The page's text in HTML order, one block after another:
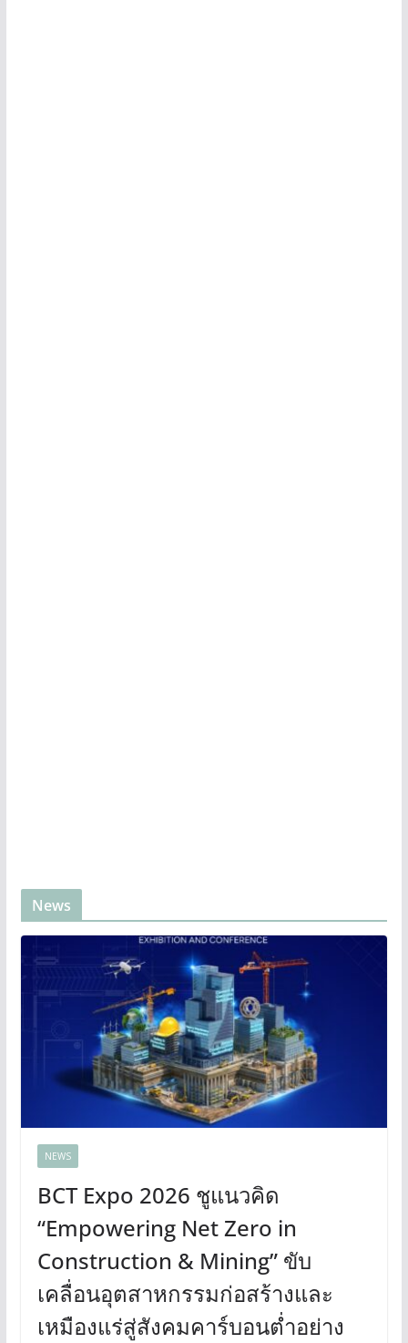
News
NEWS
BCT Expo 2026 ชูแนวคิด
“Empowering Net Zero in
Construction & Mining” ขับ
เคลื่อนอุตสาหกรรมก่อสร้างและ
เหมืองแร่สู่สังคมคาร์บอนต่ำอย่าง